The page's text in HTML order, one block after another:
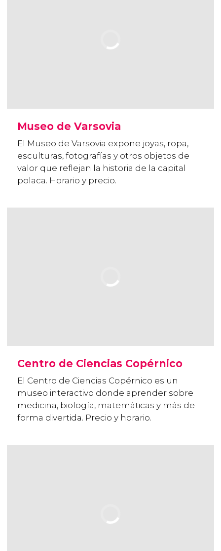
Museo de Varsovia
El Museo de Varsovia expone joyas, ropa,
esculturas, fotografías y otros objetos de
valor que reflejan la historia de la capital
polaca. Horario y precio.
Centro de Ciencias Copérnico
El Centro de Ciencias Copérnico es un
museo interactivo donde aprender sobre
medicina, biología, matemáticas y más de
forma divertida. Precio y horario.